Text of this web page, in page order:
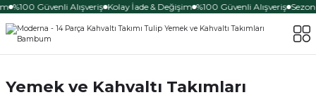
%100 Güvenli Alışveriş Kolay İade & Değişim %100 Güvenli Alışveriş
Yemek ve Kahvaltı Takımları